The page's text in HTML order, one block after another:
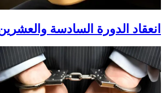
انعقاد الدورة السادسة